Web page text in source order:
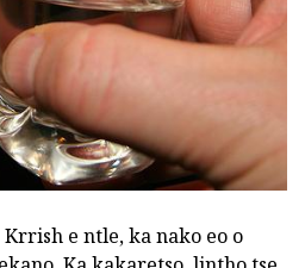
e ntle, ka nako eo o